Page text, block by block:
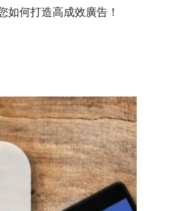
如何打造高成效廣告！